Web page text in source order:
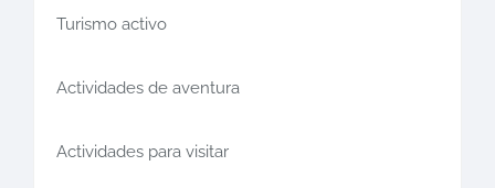
Turismo activo
Actividades de aventura
Actividades para visitar